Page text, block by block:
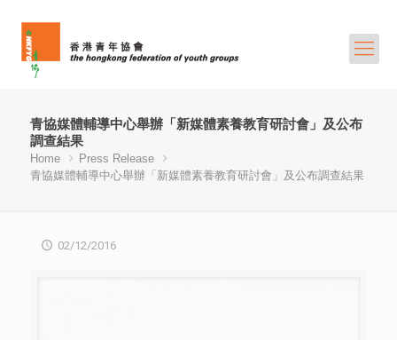
青協媒體輔導中心舉辦「新媒體素養教育研討會」及公布
調查結果
Home
Press Release
青協媒體輔導中心舉辦「新媒體素養教育研討會」及公布調查結果
02/12/2016